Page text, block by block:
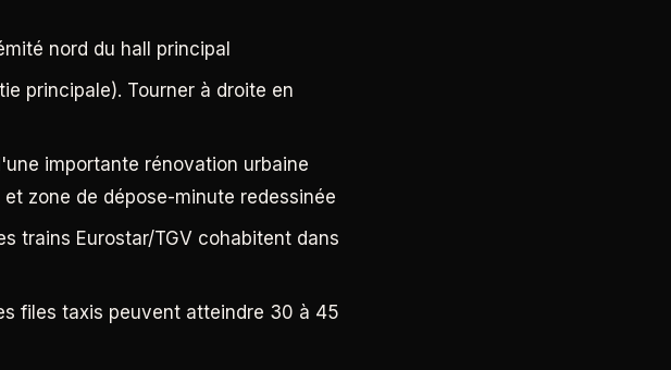
nord du hall principal
principale). Tourner à droite en
importante rénovation urbaine
zone de dépose-minute redessinée
trains Eurostar/TGV cohabitent dans
files taxis peuvent atteindre 30 à 45